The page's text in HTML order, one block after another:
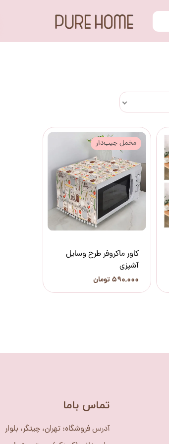
کاور ماکروفر طرح وسایل
آشپزی
۵۹۰,۰۰۰ تومان
مخمل جیب‌دار
​تماس باما
آدرس فروشگاه: تهران، چیتگر، بلوار